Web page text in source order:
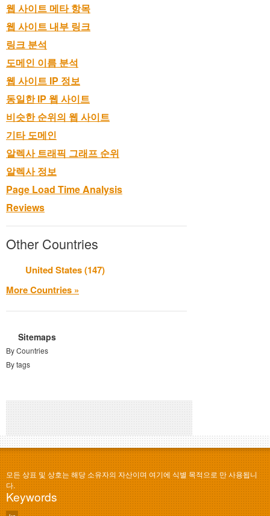
웹 사이트 메타 항목
웹 사이트 내부 링크
링크 분석
도메인 이름 분석
웹 사이트 IP 정보
동일한 IP 웹 사이트
비슷한 순위의 웹 사이트
기타 도메인
알렉사 트래픽 그래프 순위
알렉사 정보
Page Load Time Analysis
Reviews
Other Countries
United States (147)
More Countries »
Sitemaps
By Countries
By tags
모든 상표 및 상호는 해당 소유자의 자산이며 여기에 식별 목적으로 만 사용됩니
다.
Keywords